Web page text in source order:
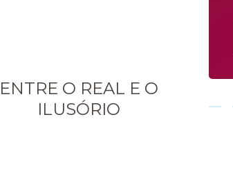
ENTRE O REAL E O
ILUSÓRIO